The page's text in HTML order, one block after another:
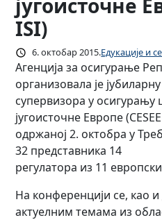
југоисточне
ISI)
6. октобар 2015.Едукације и
Агенција за осигурање
организовала је
супервизора у осигурању
југоисточне Европе
одржаној 2. октобра у
32 представника 14
регулатора из 11
На конференцији се, као
актуелним темама из